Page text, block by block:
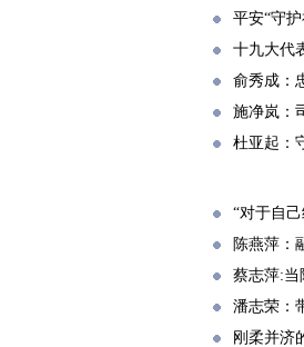
平安“守
十九大代
俞秀成：
施净岚：
杜亚起：
“对于自
陈燕萍：
蔡志萍:当
潘志荣：
刚柔并济